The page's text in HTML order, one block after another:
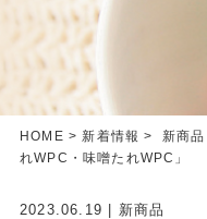
HOME >新着情報 > 新商品
れWPC・味噌たれWPC」
2023.06.19 | 新商品